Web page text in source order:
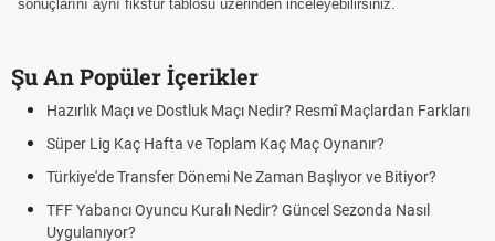
sonuçlarını aynı fikstür tablosu üzerinden inceleyebilirsiniz.
Şu An Popüler İçerikler
Resmî Maçlardan Farkları
Maç Oynanır?
Başlıyor ve Bitiyor?
Güncel Sezonda Nasıl
Puan Durumunda AG, OM ve
Skor Ne Demek? Sporda Skor ve
Futbol Nasıl Oynanır? Temel
Deplasman Golü Kuralı Nedir?